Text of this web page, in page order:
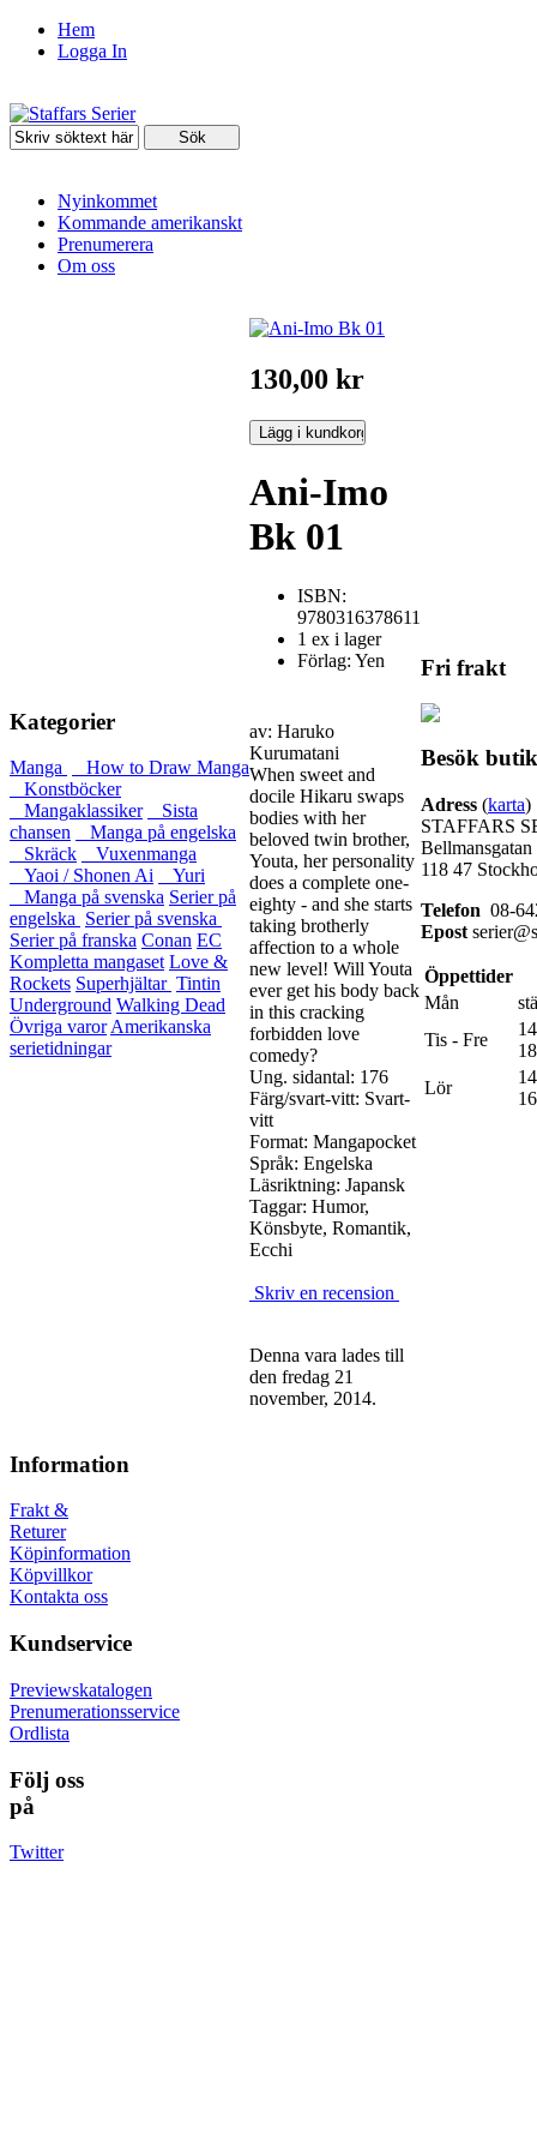
Hem
Logga In
Nyinkommet
Kommande amerikanskt
Prenumerera
Om oss
Kategorier
Manga
How to Draw Manga
Konstböcker
Mangaklassiker
Sista
chansen
Manga på engelska
Skräck
Vuxenmanga
Yaoi / Shonen Ai
Yuri
Manga på svenska Serier på
engelska Serier på svenska
Serier på franska Conan EC
Kompletta mangaset Love &
Rockets Superhjältar Tintin
Underground Walking Dead
Övriga varorAmerikanska
serietidningar
130,00 kr
Ani-Imo
Bk 01
ISBN:
9780316378611
1 ex i lager
Förlag: Yen
av: Haruko
Kurumatani
When sweet and
docile Hikaru swaps
bodies with her
beloved twin brother,
Youta, her personality
does a complete one-
eighty - and she starts
taking brotherly
affection to a whole
new level! Will Youta
ever get his body back
in this cracking
forbidden love
comedy?
Ung. sidantal: 176
Färg/svart-vitt: Svart-
vitt
Format: Mangapocket
Språk: Engelska
Läsriktning: Japansk
Taggar: Humor,
Könsbyte, Romantik,
Ecchi
Skriv en recension
Denna vara lades till
den fredag 21
november, 2014.
Fri frakt
Besök
Adress (karta)
STAFFARS
Bellmansgatan
118 47
Telefon 08-
Epost
Öppettider
Mån
Tis - Fre
Lör
Information
Frakt &
Returer
Köpinformation
Köpvillkor
Kontakta oss
Kundservice
Previewskatalogen
Prenumerationsservice
Ordlista
Följ oss
på
Twitter